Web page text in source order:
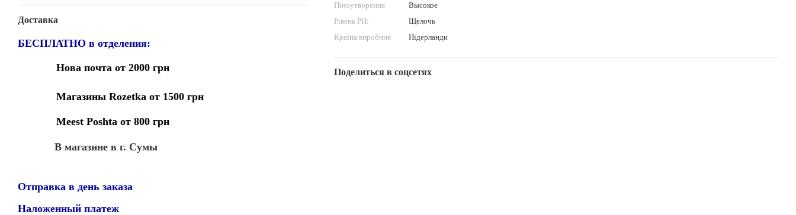
Доставка
БЕСПЛАТНО в отделения:
Нова почта от 2000 грн
Магазины Rozetka от 1500 грн
Meest Poshta от 800 грн
В магазине в г. Сумы
Отправка в день заказа
Наложенный платеж
Піноутворення
Высокое
Рівень PН:
Щелочь
Країна виробник
Нідерланди
Поделиться в соцсетях